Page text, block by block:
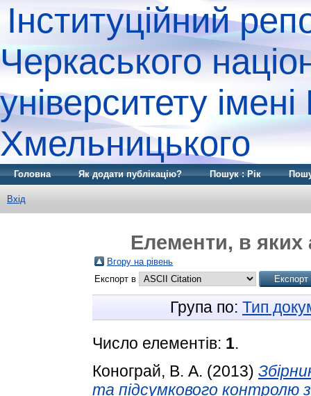
Інституційний
Черкаського
університету
Хмельницького
Головна Як додати публікацію? Пошук : Рік
Вхід
Елементи, в яких
Вгору на рівень
Експорт в
Група по: Тип
Число елементів: 1.
Конограй, В. А. (2013)
та підсумкового контролю